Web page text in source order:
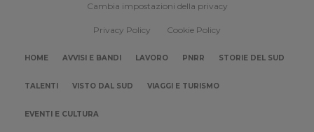
Cambia impostazioni della privacy
Privacy Policy Cookie Policy
HOME AVVISI E BANDI LAVORO PNRR STORIE DEL SUD
TALENTI VISTO DAL SUD VIAGGI E TURISMO
EVENTI E CULTURA